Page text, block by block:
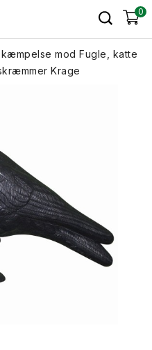
0
mod Fugle, katte
Krage